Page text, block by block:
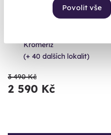
Povolit vše
Let balónem
Kroměříž
(+ 40 dalších lokalit)
3 490 Kč
2 590 Kč